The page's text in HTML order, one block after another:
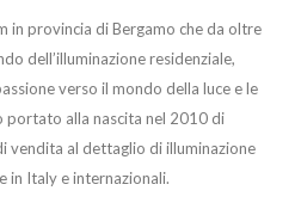
in provincia di Bergamo che da oltre
dell’illuminazione residenziale,
verso il mondo della luce e le
portato alla nascita nel 2010 di
vendita al dettaglio di illuminazione
in Italy e internazionali.